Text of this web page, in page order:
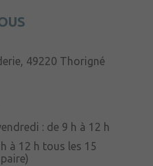
49220 Thorigné
: de 9 h à 12 h
à 12 h tous les 15